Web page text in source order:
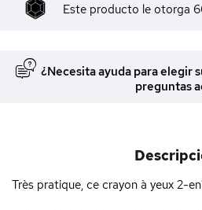
Este producto le otorga
¿Necesita ayuda para elegir
preguntas
Très pratique, ce crayon à yeux 2-